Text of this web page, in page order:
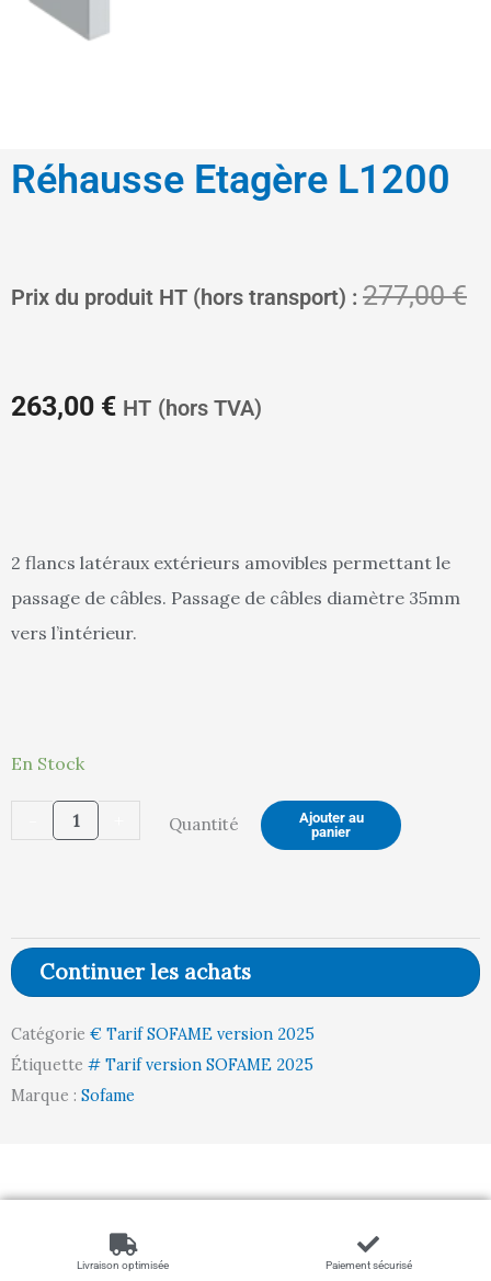
Réhausse Etagère L1200
Prix du produit HT (hors transport) : 277,00€
263,00 €
Le
prix
est :
HT (hors TVA)
2 flancs latéraux extérieurs amovibles permettant le
passage de câbles. Passage de câbles diamètre 35mm
vers l’intérieur.
En Stock
quantité
Réhausse
Quantité
Ajouter au
panier
Continuer les achats
Catégorie € Tarif SOFAME version 2025
Étiquette # Tarif version SOFAME 2025
Marque : Sofame
Livraison optimisée Paiement sécurisé